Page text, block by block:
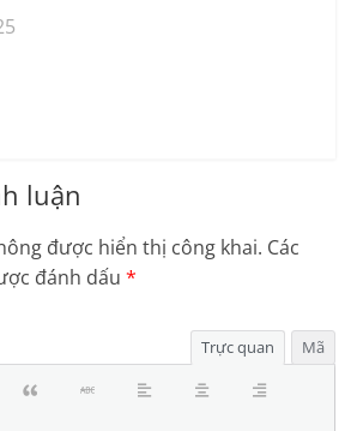
luận
được hiển thị công khai. Các
đánh dấu*
Trực quan Mã